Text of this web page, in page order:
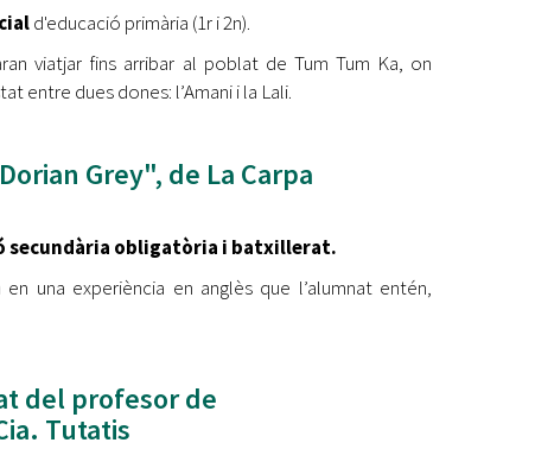
d'educació primària (1r i 2n).
viatjar fins arribar al poblat de Tum Tum Ka, on
entre dues dones: l’Amani i la Lali.
Grey", de La Carpa
secundària obligatòria i batxillerat.
una experiència en anglès que l’alumnat entén,
del profesor de
Tutatis